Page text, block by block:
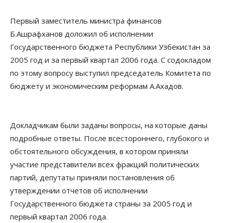
Первый заместитель министра финансов
Б.Ашрафханов доложил об исполнении
Государственного бюджета Республики Узбекистан за
2005 год и за первый квартал 2006 года. С содокладом
по этому вопросу выступил председатель Комитета по
бюджету и экономическим реформам А.Ахадов.
Докладчикам были заданы вопросы, на которые даны
подробные ответы. После всестороннего, глубокого и
обстоятельного обсуждения, в котором приняли
участие представители всех фракций политических
партий, депутаты приняли постановления об
утверждении отчетов об исполнении
Государственного бюджета страны за 2005 год и
первый квартал 2006 года.